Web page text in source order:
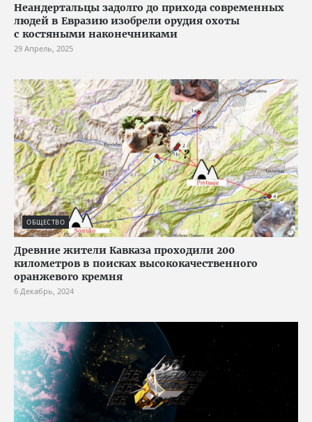
Неандертальцы задолго до прихода современных
людей в Евразию изобрели орудия охоты
с костяными наконечниками
29 Апрель, 2025
ОБЩЕСТВО
Древние жители Кавказа проходили 200
километров в поисках высококачественного
оранжевого кремня
6 Декабрь, 2024